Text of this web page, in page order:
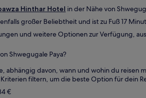
Hinthar Hotel in der Nähe von
großer Beliebtheit und ist zu Fuß 17
und weitere Optionen zur Verfügung,
Shwegugale Paya?
abhängig davon, wann und wohin du reisen
filtern, um die beste Option für dein
€